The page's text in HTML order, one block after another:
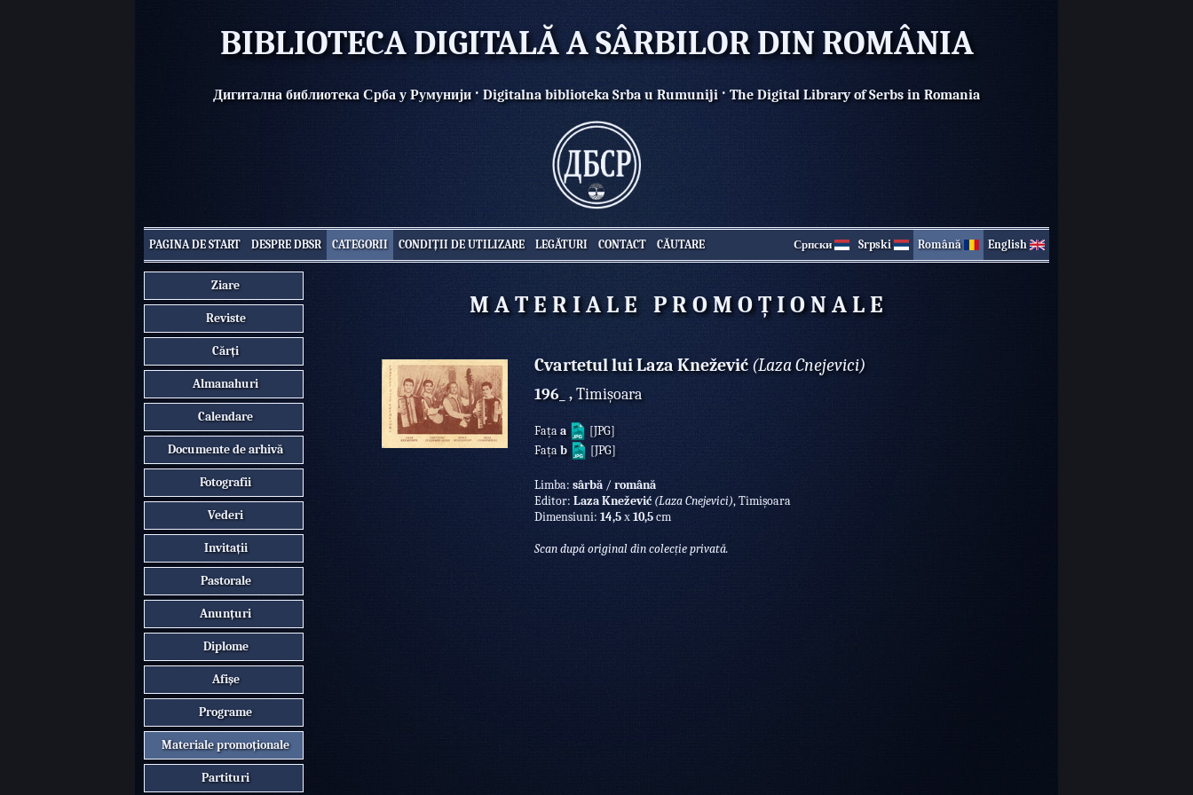
BIBLIOTECA DIGITALĂ A SÂRBILOR DIN ROMÂNIA
Дигитална библиотека Срба у Румунији· Digitalna biblioteka Srba u Rumuniji· The Digital Library of Serbs in Romania
PAGINA DE START DESPRE DBSR CATEGORII CONDIȚII DE UTILIZARE LEGĂTURI CONTACT CĂUTARE Српски Srpski Română English
Ziare
Reviste
Cărți
Almanahuri
Calendare
Documente de arhivă
Fotografii
Vederi
Invitații
Pastorale
Anunțuri
Diplome
Afișe
Programe
Materiale promoționale
Partituri
M A T E R I A L E P R O M O Ț I O N A L E
Cvartetul lui Laza Knežević (Laza Cnejevici)
196_ ,Timișoara
Fațaa
[JPG]
Fațab [JPG]
Limba: sârbă / română
Editor: Laza Knežević (Laza Cnejevici), Timișoara
Dimensiuni: 14,5х10,5cm
Scan după original din colecție privată.